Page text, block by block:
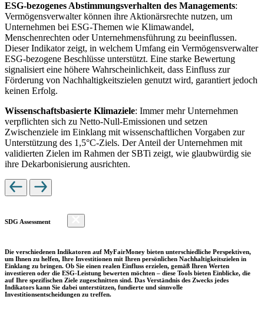
ESG-bezogenes Abstimmungsverhalten des Managements:
Vermögensverwalter können ihre Aktionärsrechte nutzen, um
Unternehmen bei ESG-Themen wie Klimawandel,
Menschenrechten oder Unternehmensführung zu beeinflussen.
Dieser Indikator zeigt, in welchem Umfang ein Vermögensverwalter
ESG-bezogene Beschlüsse unterstützt. Eine starke Bewertung
signalisiert eine höhere Wahrscheinlichkeit, dass Einfluss zur
Förderung von Nachhaltigkeitszielen genutzt wird, garantiert jedoch
keinen Erfolg.
Wissenschaftsbasierte Klimaziele: Immer mehr Unternehmen
verpflichten sich zu Netto-Null-Emissionen und setzen
Zwischenziele im Einklang mit wissenschaftlichen Vorgaben zur
Unterstützung des 1,5°C-Ziels. Der Anteil der Unternehmen mit
validierten Zielen im Rahmen der SBTi zeigt, wie glaubwürdig sie
ihre Dekarbonisierung ausrichten.
SDG Assessment
Die verschiedenen Indikatoren auf MyFairMoney bieten unterschiedliche Perspektiven,
um Ihnen zu helfen, Ihre Investitionen mit Ihren persönlichen Nachhaltigkeitszielen in
Einklang zu bringen. Ob Sie einen realen Einfluss erzielen, gemäß Ihren Werten
investieren oder die ESG-Leistung bewerten möchten – diese Tools bieten Einblicke, die
auf Ihre spezifischen Ziele zugeschnitten sind. Das Verständnis des Zwecks jedes
Indikators kann Sie dabei unterstützen, fundierte und sinnvolle
Investitionsentscheidungen zu treffen.